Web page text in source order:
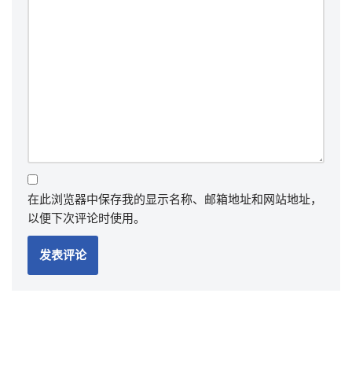
在此浏览器中保存我的显示名称、邮箱地址和网站地址，
以便下次评论时使用。